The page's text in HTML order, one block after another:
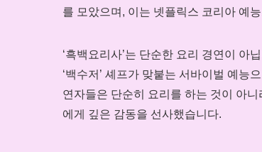
를 모았으며, 이는 넷플릭스 코리아 예
‘흑백요리사’는 단순한 요리 경연이 아
‘백수저’ 셰프가 맞붙는 서바이벌 예능
연자들은 단순히 요리를 하는 것이 아
에게 깊은 감동을 선사했습니다.